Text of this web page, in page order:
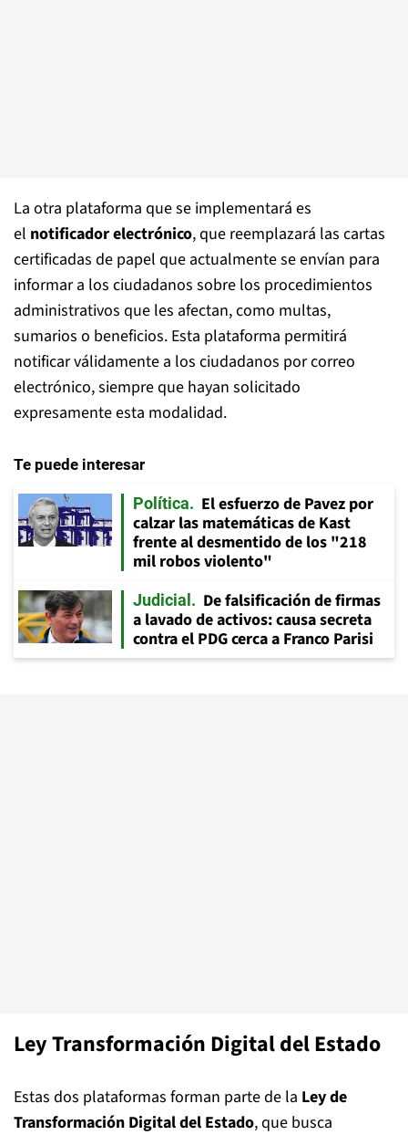
La otra plataforma que se implementará es
el notificador electrónico, que reemplazará las cartas
certificadas de papel que actualmente se envían para
informar a los ciudadanos sobre los procedimientos
administrativos que les afectan, como multas,
sumarios o beneficios. Esta plataforma permitirá
notificar válidamente a los ciudadanos por correo
electrónico, siempre que hayan solicitado
expresamente esta modalidad.
Te puede interesar
Política
El esfuerzo de Pavez por
calzar las matemáticas de Kast
frente al desmentido de los "218
mil robos violento"
Judicial
De falsificación de firmas
a lavado de activos: causa secreta
contra el PDG cerca a Franco Parisi
Ley Transformación Digital del Estado
Estas dos plataformas forman parte de la Ley de
Transformación Digital del Estado, que busca